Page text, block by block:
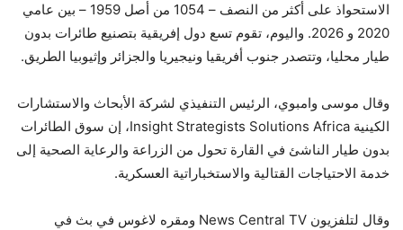
الاستحواذ على أكثر من النصف – 1054 من أصل 1959 – بين عامي
2020 و 2026. واليوم، تقوم تسع دول إفريقية بتصنيع طائرات بدون
طيار محليا، وتتصدر جنوب أفريقيا ونيجيريا والجزائر وإثيوبيا الطريق.
وقال موسى وامبوي، الرئيس التنفيذي لشركة الأبحاث والاستشارات
الكينية Insight Strategists Solutions Africa، إن سوق الطائرات
بدون طيار الناشئ في القارة تحول من الزراعة والرعاية الصحية إلى
خدمة الاحتياجات القتالية والاستخباراتية العسكرية.
وقال لتلفزيون News Central TV ومقره لاغوس في بث في